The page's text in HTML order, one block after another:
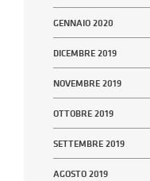
GENNAIO 2020
DICEMBRE 2019
NOVEMBRE 2019
OTTOBRE 2019
SETTEMBRE 2019
AGOSTO 2019